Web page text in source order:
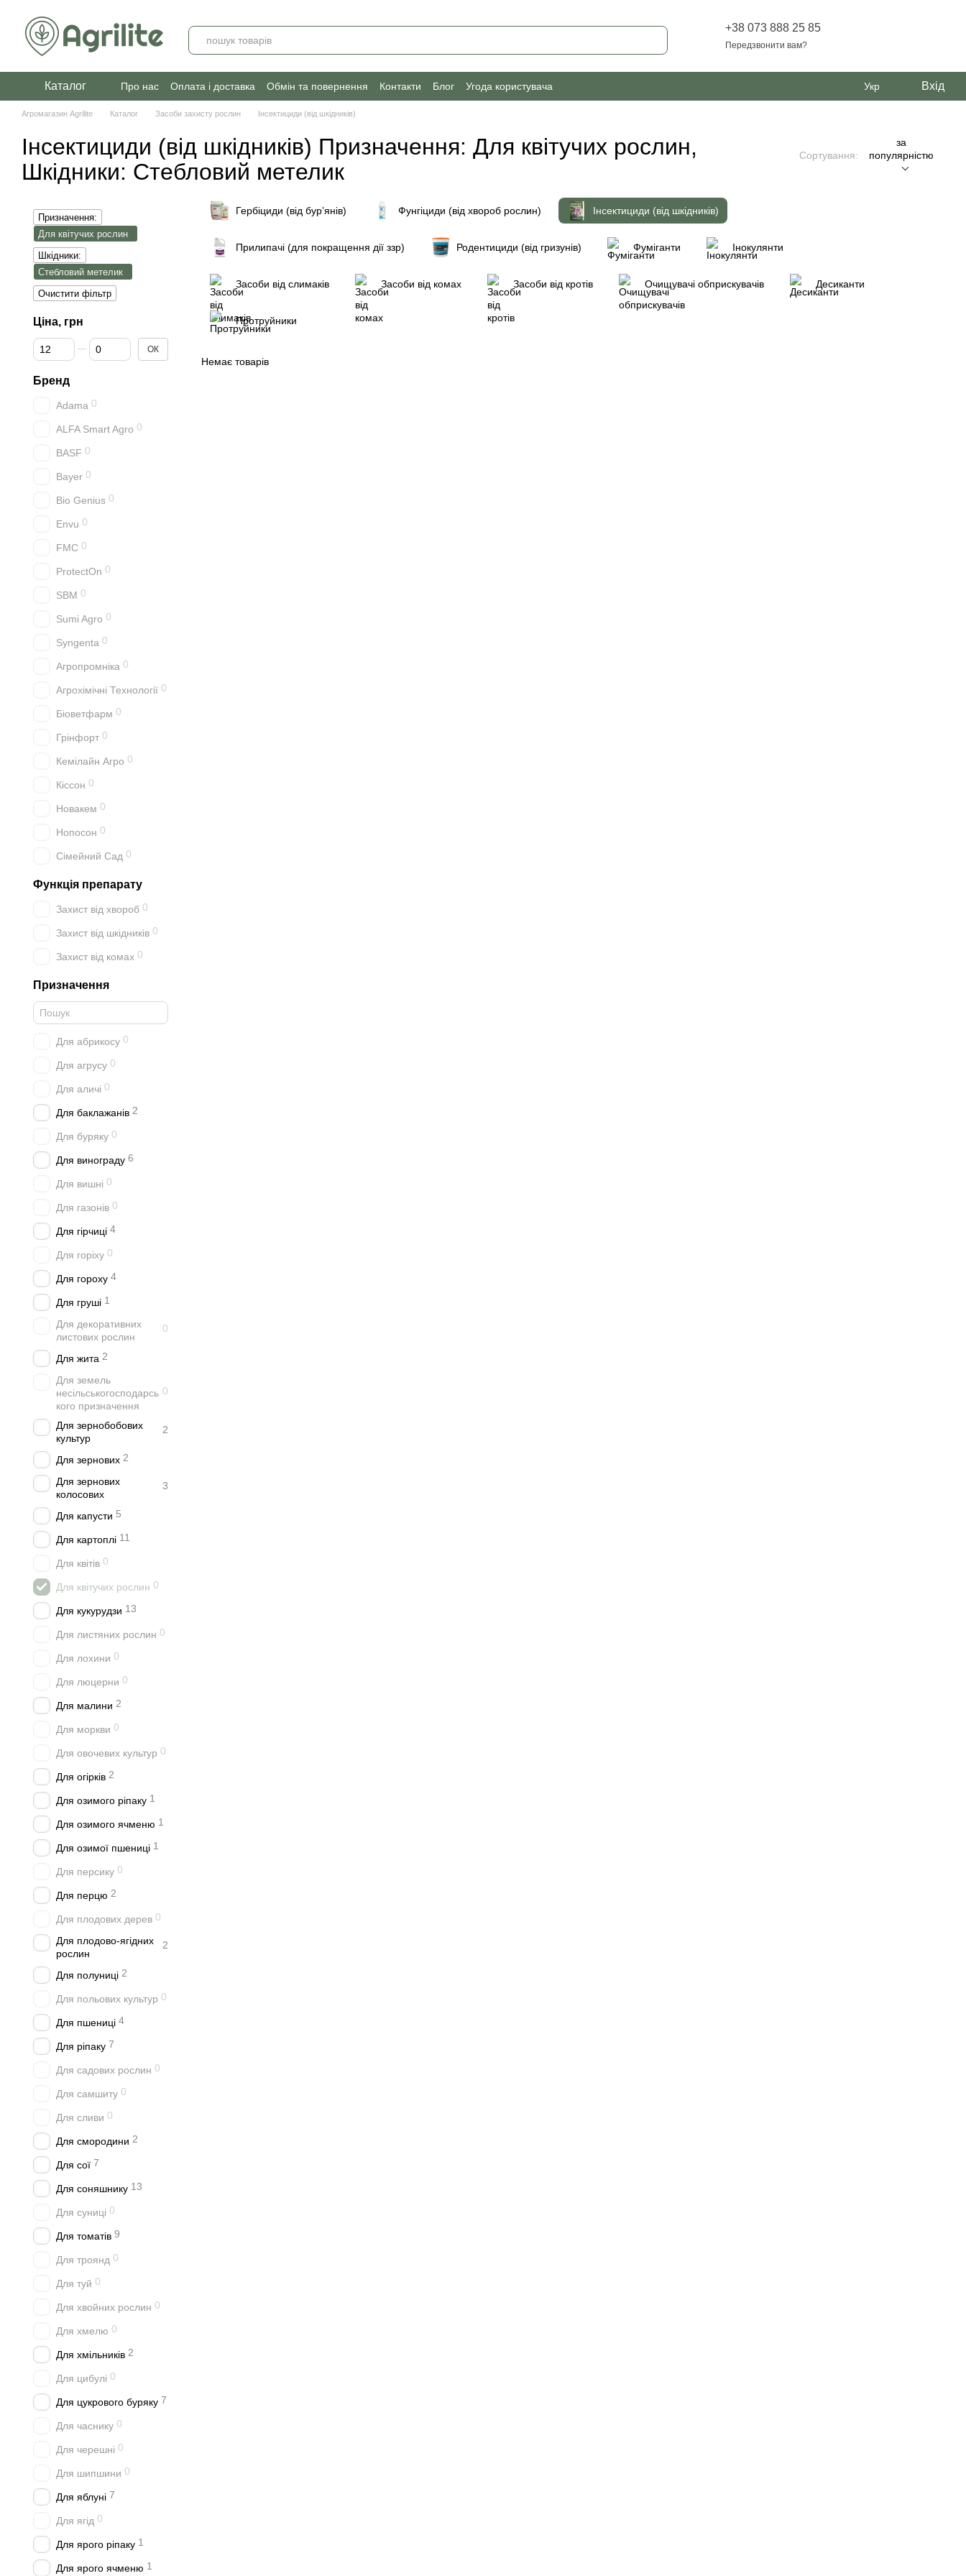
+38 073 888 25 85
Передзвонити вам?
Каталог Про нас Оплата і доставка Обмін та повернення Контакти Блог Угода користувача Укр Вхід
Агромагазин Agrilite Каталог Засоби захисту рослин Інсектициди (від шкідників)
Інсектициди (від шкідників) Призначення: Для квітучих рослин,
Шкідники: Стебловий метелик
Сортування:
за
популярністю
Гербіциди (від бурʼянів) Фунгіциди (від хвороб рослин) Інсектициди (від шкідників)
Прилипачі (для покращення дії ззр) Родентициди (від гризунів) Фуміганти Інокулянти
Засоби від слимаків Засоби від комах Засоби від кротів Очищувачі обприскувачів Десиканти
Протруйники
Немає товарів
Призначення:
Для квітучих рослин
Шкідники:
Стебловий метелик
Очистити фільтр
Ціна, грн
Від Ціна, грн
До Ціна, грн ОК
Бренд
Adama 0
ALFA Smart Agro 0
BASF 0
Bayer 0
Bio Genius 0
Envu 0
FMC 0
ProtectOn 0
SBM 0
Sumi Agro 0
Syngenta 0
Агропромніка 0
Агрохімічні Технології 0
Біоветфарм 0
Грінфорт 0
Кемілайн Агро 0
Кіссон 0
Новакем 0
Нопосон 0
Сімейний Сад 0
Функція препарату
Захист від хвороб 0
Захист від шкідників 0
Захист від комах 0
Призначення
Для абрикосу 0
Для агрусу 0
Для аличі 0
Для баклажанів 2
Для буряку 0
Для винограду 6
Для вишні 0
Для газонів 0
Для гірчиці 4
Для горіху 0
Для гороху 4
Для груші 1
Для декоративних
листових рослин
0
Для жита 2
Для земель
несільськогосподарсь
кого призначення
0
Для зернобобових
культур
2
Для зернових 2
Для зернових
колосових
3
Для капусти 5
Для картоплі 11
Для квітів 0
Для квітучих рослин 0
Для кукурудзи 13
Для листяних рослин 0
Для лохини 0
Для люцерни 0
Для малини 2
Для моркви 0
Для овочевих культур 0
Для огірків 2
Для озимого ріпаку 1
Для озимого ячменю 1
Для озимої пшениці 1
Для персику 0
Для перцю 2
Для плодових дерев 0
Для плодово-ягідних
рослин
2
Для полуниці 2
Для польових культур 0
Для пшениці 4
Для ріпаку 7
Для садових рослин 0
Для самшиту 0
Для сливи 0
Для смородини 2
Для сої 7
Для соняшнику 13
Для суниці 0
Для томатів 9
Для троянд 0
Для туй 0
Для хвойних рослин 0
Для хмелю 0
Для хмільників 2
Для цибулі 0
Для цукрового буряку 7
Для часнику 0
Для черешні 0
Для шипшини 0
Для яблуні 7
Для ягід 0
Для ярого ріпаку 1
Для ярого ячменю 1